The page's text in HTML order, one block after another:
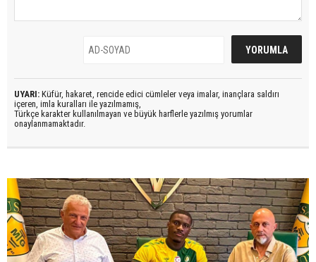
UYARI: Küfür, hakaret, rencide edici cümleler veya imalar, inançlara saldırı
içeren, imla kuralları ile yazılmamış,
Türkçe karakter kullanılmayan ve büyük harflerle yazılmış yorumlar
onaylanmamaktadır.